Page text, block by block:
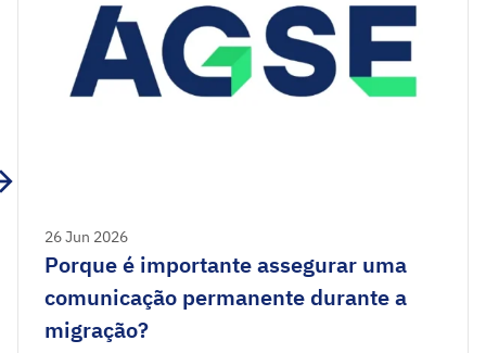
26 Jun 2026
Porque é importante assegurar uma
comunicação permanente durante a
migração?